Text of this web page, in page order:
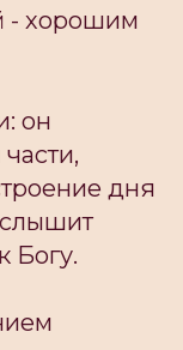
- хорошим
он
дня
Богу.